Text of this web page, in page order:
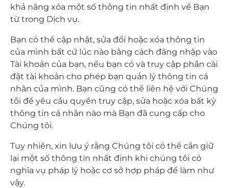
khả năng xóa một số thông tin nhất định về Bạn
từ trong Dịch vụ.
Bạn có thể cập nhật, sửa đổi hoặc xóa thông tin
của mình bất cứ lúc nào bằng cách đăng nhập vào
Tài khoản của bạn, nếu bạn có và truy cập phần cài
đặt tài khoản cho phép bạn quản lý thông tin cá
nhân của mình. Bạn cũng có thể liên hệ với Chúng
tôi để yêu cầu quyền truy cập, sửa hoặc xóa bất kỳ
thông tin cá nhân nào mà Bạn đã cung cấp cho
Chúng tôi.
Tuy nhiên, xin lưu ý rằng Chúng tôi có thể cần giữ
lại một số thông tin nhất định khi chúng tôi có
nghĩa vụ pháp lý hoặc cơ sở hợp pháp để làm như
vậy.